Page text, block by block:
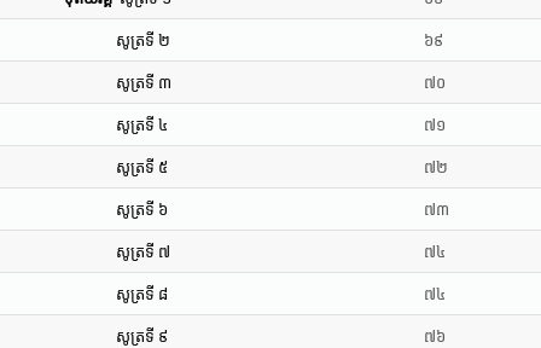
សូត្រទី ២ ៦៩
សូត្រទី ៣ ៧០
សូត្រទី ៤ ៧១
សូត្រទី ៥ ៧២
សូត្រទី ៦ ៧៣
សូត្រទី ៧ ៧៤
សូត្រទី ៨ ៧៤
សូត្រទី ៩ ៧៦